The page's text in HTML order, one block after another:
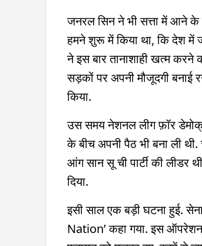
जनरल सिन ने भी सत्ता में आने के
हमने शुरू में किया था, कि देश में
ने इस बार तानाशाही खत्म करने
सड़कों पर अपनी मौजूदगी
किया.
उस समय नेशनल लीग फ़ॉर
के बीच अपनी पैठ भी बना ली
आंग सान सू ची पार्टी की लीडर
दिया.
इसी साल एक बड़ी घटना हुई.
Nation’ कहा गया. इस ऑपरेशन